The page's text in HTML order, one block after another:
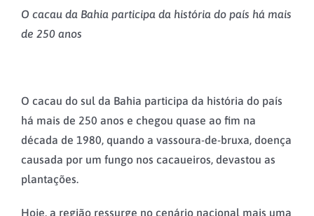
O cacau da Bahia participa da história do país há mais
de 250 anos
O cacau do sul da Bahia participa da história do país
há mais de 250 anos e chegou quase ao fim na
década de 1980, quando a vassoura-de-bruxa, doença
causada por um fungo nos cacaueiros, devastou as
plantações.
Hoje, a região ressurge no cenário nacional mais uma